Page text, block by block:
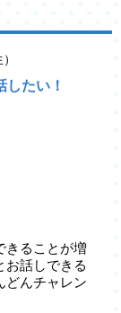
したい！
きることが増
お話しできる
どんチャレン